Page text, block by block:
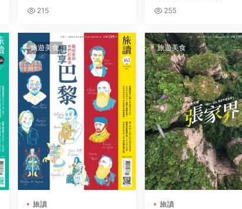
215 255
旅遊美食
旅讀
旅遊美食
旅讀